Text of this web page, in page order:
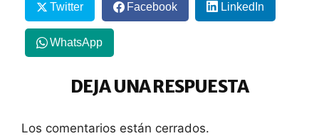
Twitter Facebook LinkedIn
WhatsApp
DEJA UNA RESPUESTA
Los comentarios están cerrados.